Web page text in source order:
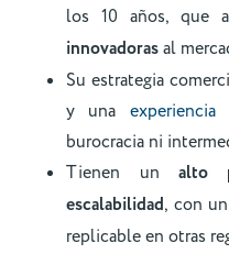
los 10 años, que
innovadorasal
Su estrategia
y una
burocracia ni
Tienen un alto
escalabilidad, con
replicable en otras